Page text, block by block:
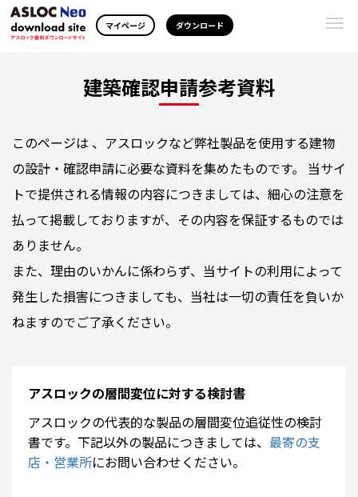
マイページ ダウンロード
建築確認申請参考資料
このページは 、アスロックなど弊社製品を使用する建物
の設計・確認申請に必要な資料を集めたものです。 当サイ
トで提供される情報の内容につきましては、細心の注意を
払って掲載しておりますが、その内容を保証するものでは
ありません。
また、理由のいかんに係わらず、当サイトの利用によって
発生した損害につきましても、当社は一切の責任を負いか
ねますのでご了承ください。
アスロックの層間変位に対する検討書
アスロックの代表的な製品の層間変位追従性の検討
書です。下記以外の製品につきましては、 最寄の支
店・営業所にお問い合わせください。